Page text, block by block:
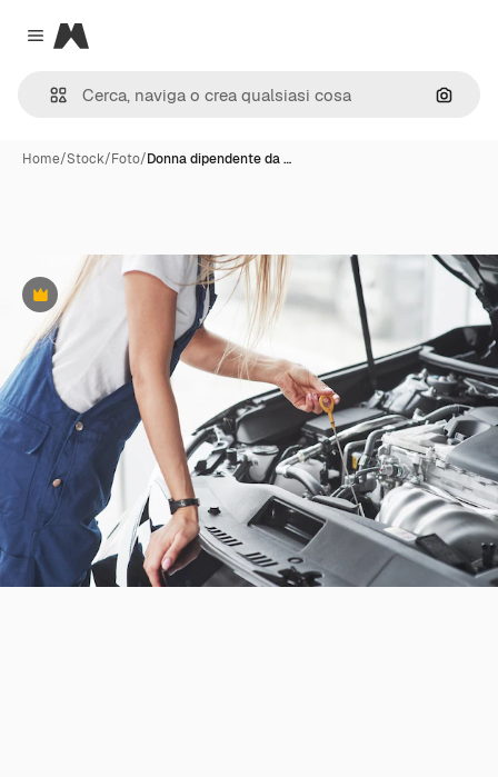
Close menu
Magnific
Cerca
Home/Stock/Foto/Donna dipendente da …
Premium